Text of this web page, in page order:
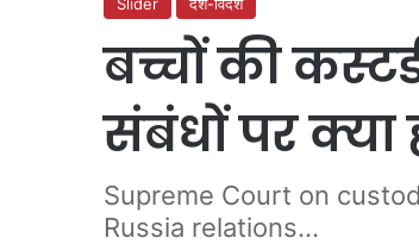
बच्चों की
संबंधों पर क्या
Supreme Court on
Russia relations...